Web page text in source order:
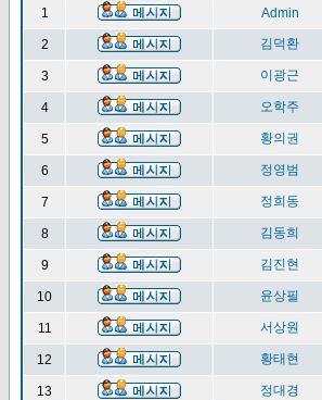
1 Admin
2 김덕환
3 이광근
4 오학주
5 황의권
6 정영범
7 정희동
8 김동희
9 김진현
10 윤상필
11 서상원
12 황태현
13 정대경